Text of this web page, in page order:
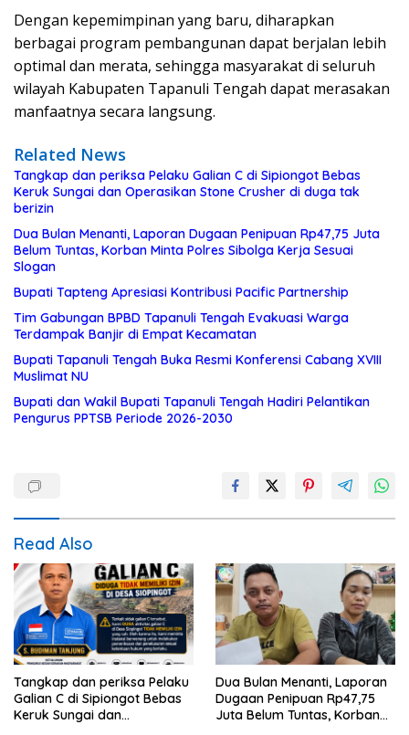
Dengan kepemimpinan yang baru, diharapkan
berbagai program pembangunan dapat berjalan lebih
optimal dan merata, sehingga masyarakat di seluruh
wilayah Kabupaten Tapanuli Tengah dapat merasakan
manfaatnya secara langsung.
Related News
Tangkap dan periksa Pelaku Galian C di Sipiongot Bebas
Keruk Sungai dan Operasikan Stone Crusher di duga tak
berizin
Dua Bulan Menanti, Laporan Dugaan Penipuan Rp47,75 Juta
Belum Tuntas, Korban Minta Polres Sibolga Kerja Sesuai
Slogan
Bupati Tapteng Apresiasi Kontribusi Pacific Partnership
Tim Gabungan BPBD Tapanuli Tengah Evakuasi Warga
Terdampak Banjir di Empat Kecamatan
Bupati Tapanuli Tengah Buka Resmi Konferensi Cabang XVIII
Muslimat NU
Bupati dan Wakil Bupati Tapanuli Tengah Hadiri Pelantikan
Pengurus PPTSB Periode 2026-2030
Read Also
Tangkap dan periksa Pelaku
Galian C di Sipiongot Bebas
Keruk Sungai dan
Dua Bulan Menanti, Laporan
Dugaan Penipuan Rp47,75
Juta Belum Tuntas, Korban